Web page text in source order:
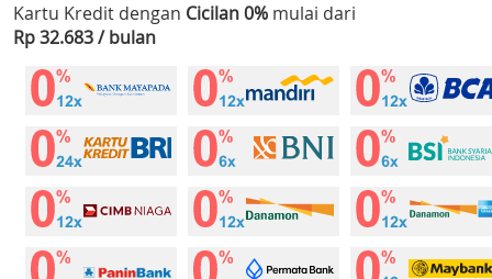
Kartu Kredit dengan Cicilan 0% mulai dari
Rp 32.683 / bulan